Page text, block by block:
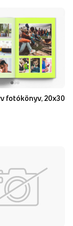
fotókönyv, 20x30